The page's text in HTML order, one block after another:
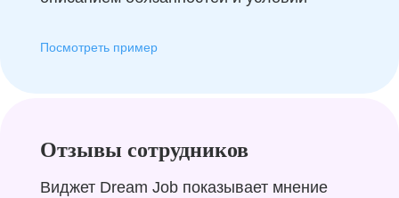
Посмотреть пример
Отзывы сотрудников
Виджет Dream Job показывает мнение